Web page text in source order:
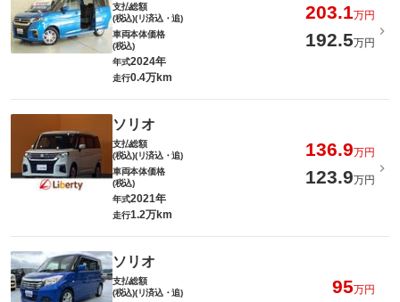
支払総額
(税込)(リ済込・追)
203.1万円
車両本体価格
(税込)
192.5万円
年式2024年
走行0.4万km
ソリオ
支払総額
(税込)(リ済込・追)
136.9万円
車両本体価格
(税込)
123.9万円
年式2021年
走行1.2万km
ソリオ
支払総額
(税込)(リ済込・追)
95万円